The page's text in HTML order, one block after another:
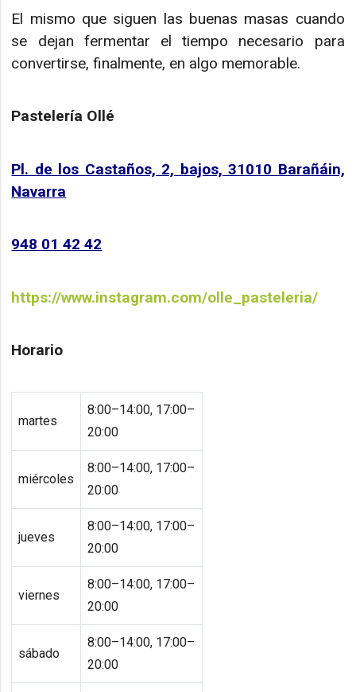
El mismo que siguen las buenas masas cuando
se dejan fermentar el tiempo necesario para
convertirse, finalmente, en algo memorable.
Pastelería Ollé
Pl. de los Castaños, 2, bajos, 31010 Barañáin,
Navarra
948 01 42 42
https://www.instagram.com/olle_pasteleria/
Horario
martes
8:00–14:00, 17:00–
20:00
miércoles
8:00–14:00, 17:00–
20:00
jueves
8:00–14:00, 17:00–
20:00
viernes
8:00–14:00, 17:00–
20:00
sábado
8:00–14:00, 17:00–
20:00